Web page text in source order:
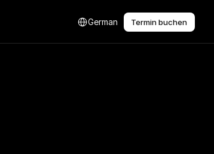
Select Language
German Termin buchen